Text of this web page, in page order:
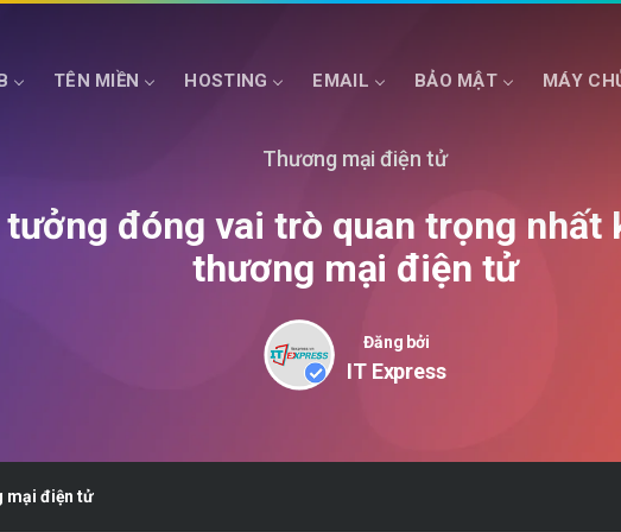
TÊN MIỀN HOSTING
HOSTING ASP.NET HOSTING NET CORE
EMAIL BẢO MẬT MÁY
SSD CLOUD SERVER
Thương mại điện tử
tưởng đóng vai trò quan trọng nhất
thương mại điện tử
Đăng bởi
IT Express
mại điện tử